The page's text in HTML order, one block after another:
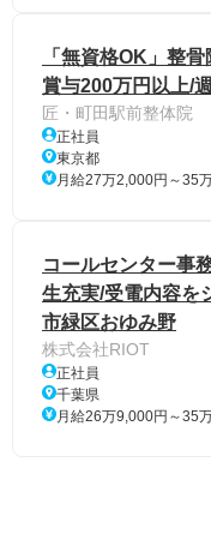
「無資格OK」整
賞与200万円以上/
匠・町田駅前整体院
正社員
東京都
月給27万2,000円～35
コールセンター事
生充実/受電内容を
市緑区おゆみ野
株式会社RIOT
正社員
千葉県
月給26万9,000円～35